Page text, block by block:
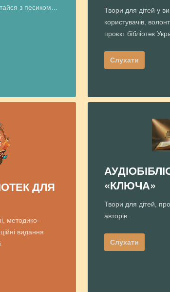
з песиком…
ДЛЯ
методико-
видання
Твори для дітей у
користувачів,
проєкт бібліотек
Слухати
«КЛЮЧА»
Твори для дітей,
авторів.
Слухати